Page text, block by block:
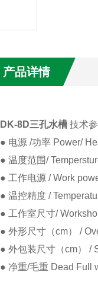
产品详情
DK-8D三孔水槽 技术参
● 电源 /功率 Power/
● 温度范围/
● 工作电源 / Work
● 温控精度 /
● 工作室尺寸/
● 外形尺寸（cm） /
● 外包装尺寸（cm） /
● 净重/毛重 Dead Full